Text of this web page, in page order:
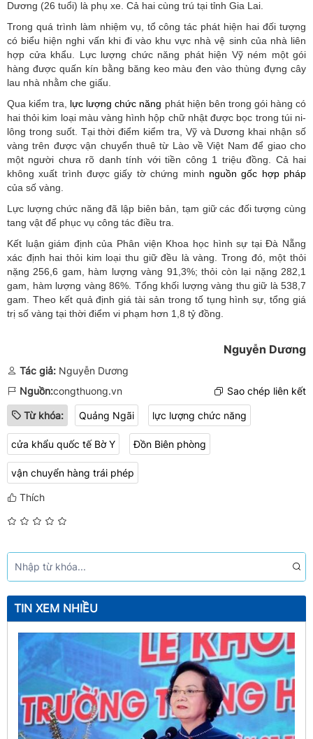
Dương (26 tuổi) là phụ xe. Cả hai cùng trú tại tỉnh Gia Lai.
Trong quá trình làm nhiệm vụ, tổ công tác phát hiện hai đối tượng
có biểu hiện nghi vấn khi đi vào khu vực nhà vệ sinh của nhà liên
hợp cửa khẩu. Lực lượng chức năng phát hiện Vỹ ném một gói
hàng được quấn kín bằng băng keo màu đen vào thùng đựng cây
lau nhà nhằm che giấu.
Qua kiểm tra, lực lượng chức năng phát hiện bên trong gói hàng có
hai thỏi kim loại màu vàng hình hộp chữ nhật được bọc trong túi ni-
lông trong suốt. Tại thời điểm kiểm tra, Vỹ và Dương khai nhận số
vàng trên được vận chuyển thuê từ Lào về Việt Nam để giao cho
một người chưa rõ danh tính với tiền công 1 triệu đồng. Cả hai
không xuất trình được giấy tờ chứng minh nguồn gốc hợp pháp
của số vàng.
Lực lượng chức năng đã lập biên bản, tạm giữ các đối tượng cùng
tang vật để phục vụ công tác điều tra.
Kết luận giám định của Phân viện Khoa học hình sự tại Đà Nẵng
xác định hai thỏi kim loại thu giữ đều là vàng. Trong đó, một thỏi
nặng 256,6 gam, hàm lượng vàng 91,3%; thỏi còn lại nặng 282,1
gam, hàm lượng vàng 86%. Tổng khối lượng vàng thu giữ là 538,7
gam. Theo kết quả định giá tài sản trong tố tụng hình sự, tổng giá
trị số vàng tại thời điểm vi phạm hơn 1,8 tỷ đồng.
Nguyễn Dương
Tác giả: Nguyễn Dương
Nguồn:congthuong.vn Sao chép liên kết
Từ khóa: Quảng Ngãi lực lượng chức năng
cửa khẩu quốc tế Bờ Y Đồn Biên phòng
vận chuyển hàng trái phép
Thích
TIN XEM NHIỀU